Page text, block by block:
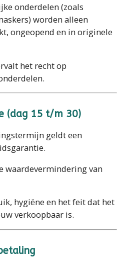
onderdelen (zoals
worden alleen
ongeopend en in originele
het recht op
(dag 15 t/m 30)
geldt een
waardevermindering van
hygiëne en het feit dat het
verkoopbaar is.